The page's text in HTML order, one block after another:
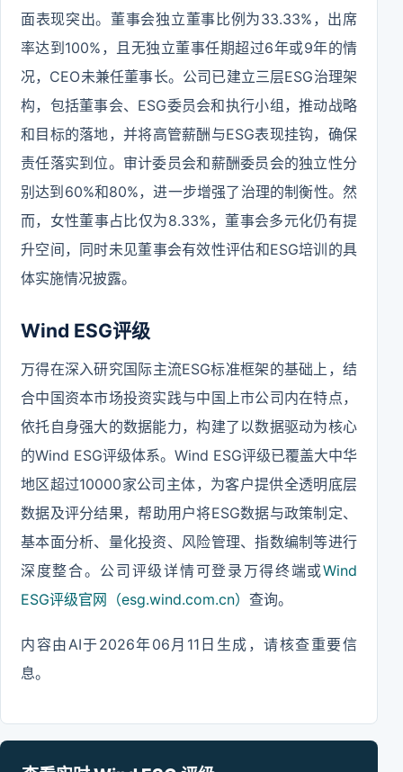
面表现突出。董事会独立董事比例为33.33%，出席
率达到100%，且无独立董事任期超过6年或9年的情
况，CEO未兼任董事长。公司已建立三层ESG治理架
构，包括董事会、ESG委员会和执行小组，推动战略
和目标的落地，并将高管薪酬与ESG表现挂钩，确保
责任落实到位。审计委员会和薪酬委员会的独立性分
别达到60%和80%，进一步增强了治理的制衡性。然
而，女性董事占比仅为8.33%，董事会多元化仍有提
升空间，同时未见董事会有效性评估和ESG培训的具
体实施情况披露。
Wind ESG评级
万得在深入研究国际主流ESG标准框架的基础上，结
合中国资本市场投资实践与中国上市公司内在特点，
依托自身强大的数据能力，构建了以数据驱动为核心
的Wind ESG评级体系。Wind ESG评级已覆盖大中华
地区超过10000家公司主体，为客户提供全透明底层
数据及评分结果，帮助用户将ESG数据与政策制定、
基本面分析、量化投资、风险管理、指数编制等进行
深度整合。公司评级详情可登录万得终端或Wind
ESG评级官网（esg.wind.com.cn） 查询。
内容由AI于2026年06月11日生成，请核查重要信
息。